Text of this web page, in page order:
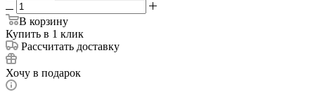
В корзину
Купить в 1 клик
Рассчитать доставку
Хочу в подарок